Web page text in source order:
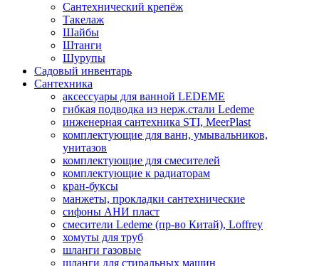
Сантехнический крепёж
Такелаж
Шайбы
Штанги
Шурупы
Садовый инвентарь
Сантехника
аксессуары для ванной LEDEME
гибкая подводка из нерж.стали Ledeme
инженерная сантехника STI, MeerPlast
комплектующие для ванн, умывальников,
унитазов
комплектующие для смесителей
комплектующие к радиаторам
кран-буксы
манжеты, прокладки сантехнические
сифоны АНИ пласт
смесители Ledeme (пр-во Китай), Loffrey
хомуты для труб
шланги газовые
шланги для стиральных машин